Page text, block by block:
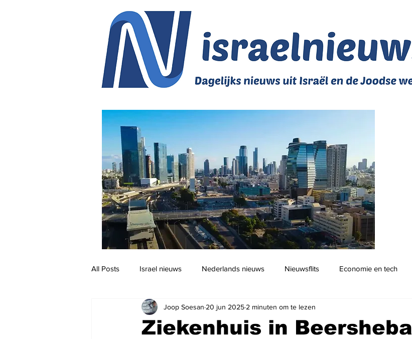
All Posts Israel nieuws Nederlands nieuws Nieuwsflits Economie en tech
Jodendom en cultuur Podcast
Ziekenhuis in Beersheba
Joop Soesan 20 jun 2025 2 minuten om te lezen